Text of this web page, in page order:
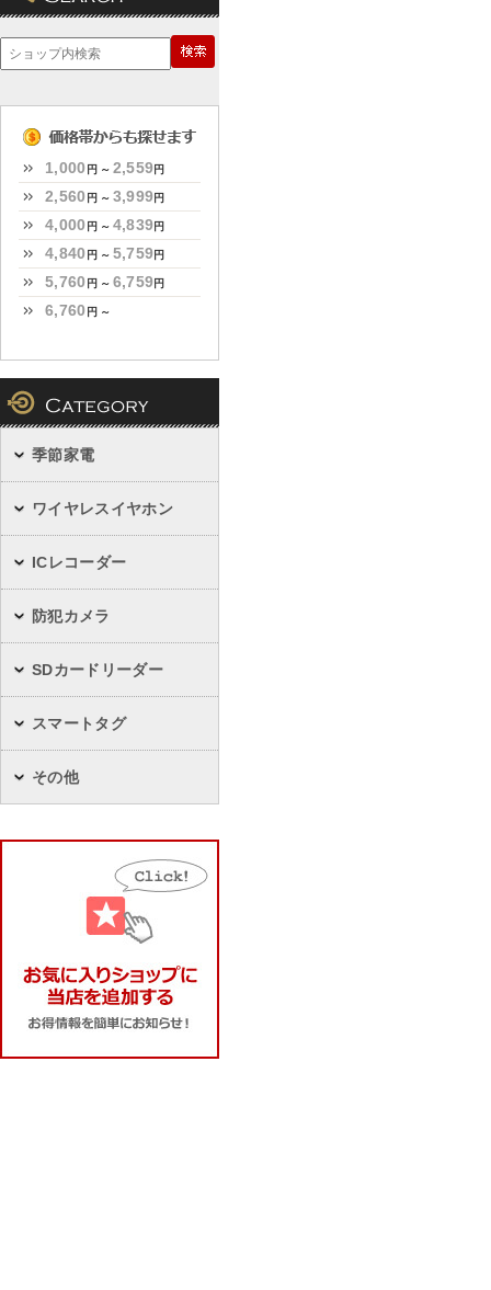
1,000 円 ～ 2,559円
2,560 円 ～ 3,999円
4,000 円 ～ 4,839円
4,840 円 ～ 5,759円
5,760 円 ～ 6,759円
6,760 円 ～
季節家電
ワイヤレスイヤホン
ICレコーダー
防犯カメラ
SDカードリーダー
スマートタグ
その他